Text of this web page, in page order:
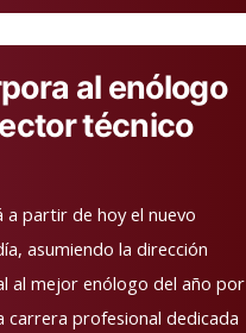
al enólogo
técnico
a partir de hoy el nuevo
asumiendo la dirección
al mejor enólogo del año por
carrera profesional dedicada